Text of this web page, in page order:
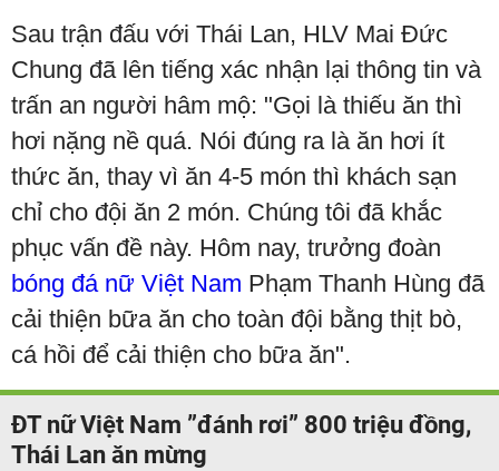
Sau trận đấu với Thái Lan, HLV Mai Đức
Chung đã lên tiếng xác nhận lại thông tin và
trấn an người hâm mộ: "Gọi là thiếu ăn thì
hơi nặng nề quá. Nói đúng ra là ăn hơi ít
thức ăn, thay vì ăn 4-5 món thì khách sạn
chỉ cho đội ăn 2 món. Chúng tôi đã khắc
phục vấn đề này. Hôm nay, trưởng đoàn
bóng đá nữ Việt Nam Phạm Thanh Hùng đã
cải thiện bữa ăn cho toàn đội bằng thịt bò,
cá hồi để cải thiện cho bữa ăn".
ĐT nữ Việt Nam ”đánh rơi” 800 triệu đồng,
Thái Lan ăn mừng